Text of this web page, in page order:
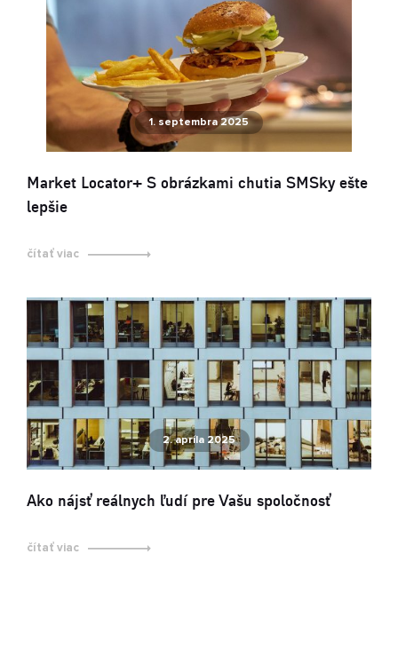
1. septembra 2025
Market Locator+ S obrázkami chutia SMSky ešte
lepšie
čítať viac
2. apríla 2025
Ako nájsť reálnych ľudí pre Vašu spoločnosť
čítať viac